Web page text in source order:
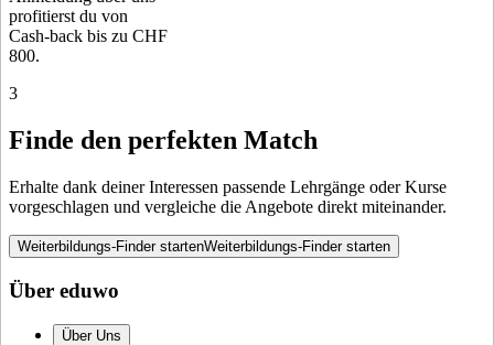
profitierst du von
Cash-back bis zu CHF
800.
3
Finde den perfekten Match
Erhalte dank deiner Interessen passende Lehrgänge oder Kurse
vorgeschlagen und vergleiche die Angebote direkt miteinander.
Weiterbildungs-Finder startenWeiterbildungs-Finder starten
Über eduwo
Über Uns